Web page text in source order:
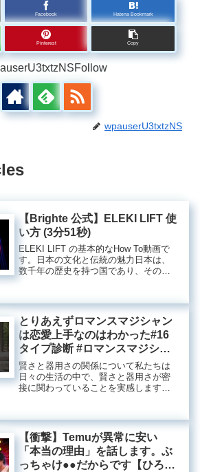
Facebook Hatena Bookmark
Pinterest Copy
wpauserU3txtzNS
【Brighte 公式】ELEKI LIFT 使
い方 (3分51秒)
ELEKI LIFT の基本的なHow To動画で
す。日本の文化と伝統の魅力日本は、
数千年の歴史を持つ国であり、その文
意識が融合した日本の文化は、訪れる
人々を魅了しています...
とりあえずロマンスマジシャン
は恋愛上手なのはわかった#16
タイプ診断 #ロマンスマジシャ
ン#ラブタイプ診断 #lovetype
#FCRO
賢さと器用さの関係について私たちは
日々の生活の中で、賢さと器用さが密
接に関わっていることを実感します。
が向くことがあります。今回は、賢さ
や器用さについて考察し、どうすれば
そ...
【衝撃】Temuが異常に安い
「本当の理由」を話します。ぶ
っちゃけ●●だからです【ひろゆ